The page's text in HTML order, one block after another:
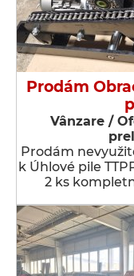
Prodám
Vânzare /
Prodám
k Úhlové pile
2 ks